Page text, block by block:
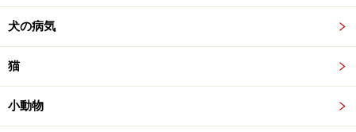
犬の病気
猫
小動物